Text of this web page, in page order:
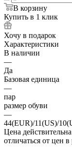
В корзину
Купить в 1 клик
Хочу в подарок
Характеристики
В наличии
—
Да
Базовая единица
—
пар
размер обуви
—
44(EUR)/11(US)/
Цена
отличаться от цен